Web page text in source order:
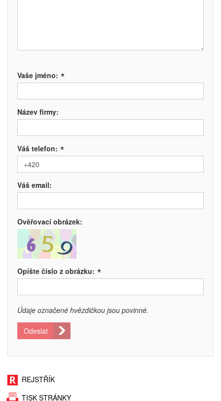
Vaše jméno: *
Název firmy:
Váš telefon: *
Váš email:
Ověřovací obrázek:
Opište číslo z obrázku: *
Údaje označené hvězdičkou jsou povinné.
Odeslat
REJSTŘÍK
TISK STRÁNKY